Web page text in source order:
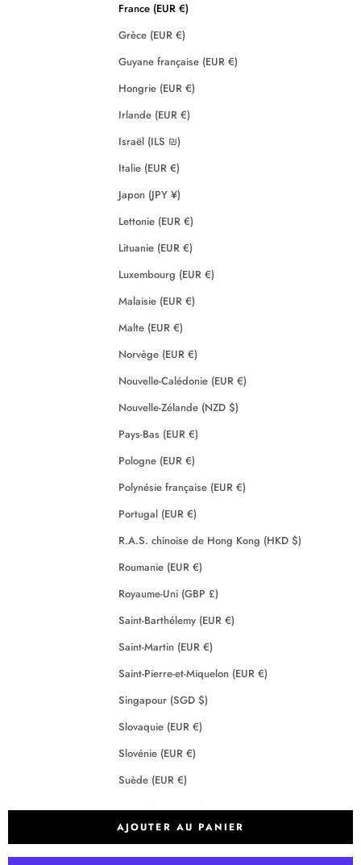
AJOUTER AU PANIER
France (EUR €)
Grèce (EUR €)
Guyane française (EUR €)
Hongrie (EUR €)
Irlande (EUR €)
Israël (ILS ₪)
Italie (EUR €)
Japon (JPY ¥)
Lettonie (EUR €)
Lituanie (EUR €)
Luxembourg (EUR €)
Malaisie (EUR €)
Malte (EUR €)
Norvège (EUR €)
Nouvelle-Calédonie (EUR €)
Nouvelle-Zélande (NZD $)
Pays-Bas (EUR €)
Pologne (EUR €)
Polynésie française (EUR €)
Portugal (EUR €)
R.A.S. chinoise de Hong Kong (HKD $)
Roumanie (EUR €)
Royaume-Uni (GBP £)
Saint-Barthélemy (EUR €)
Saint-Martin (EUR €)
Saint-Pierre-et-Miquelon (EUR €)
Singapour (SGD $)
Slovaquie (EUR €)
Slovénie (EUR €)
Suède (EUR €)
Suisse (CHF CHF)
Tchéquie (EUR €)
Terres australes françaises (EUR €)